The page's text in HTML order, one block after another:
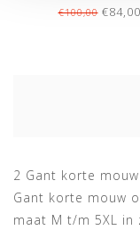
BLAUW-WIT
€100,00€84,00
2 Gant korte
Gant korte mouw
maat M t/m 5XL in